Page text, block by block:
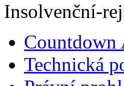
Insolvenční-
Countdown
Technická